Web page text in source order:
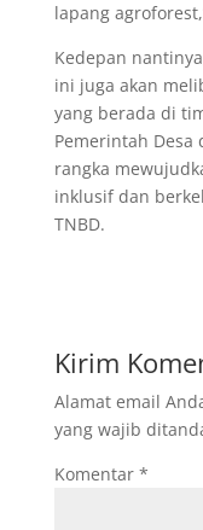
lapang
Kedepan
ini juga akan
yang berada di
Pemerintah Desa
rangka
inklusif dan
TNBD.
Kirim
Alamat email
yang wajib
Komentar *